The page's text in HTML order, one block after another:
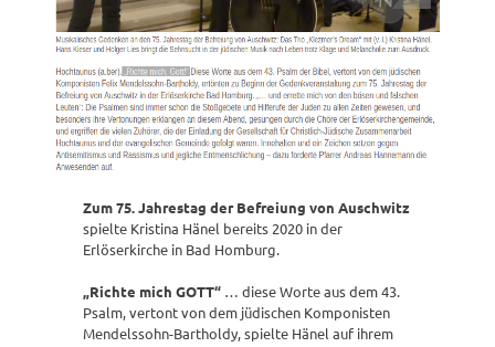
Zum 75. Jahrestag der Befreiung von Auschwitz
spielte Kristina Hänel bereits 2020 in der
Erlöserkirche in Bad Homburg.
„Richte mich GOTT“… diese Worte aus dem 43.
Psalm, vertont von dem jüdischen Komponisten
Mendelssohn-Bartholdy, spielte Hänel auf ihrem